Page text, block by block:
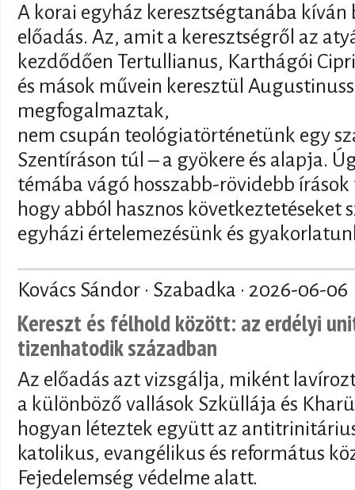
A korai egyház keresztségtanába
előadás. Az, amit a keresztségről az
kezdődően Tertullianus, Karthágói
és mások művein keresztül
megfogalmaztak,
nem csupán teológiatörténetünk egy
Szentíráson túl – a gyökere és alapja.
témába vágó hosszabb-rövidebb
hogy abból hasznos következtetéseket
egyházi értelemezésünk és
Kovács Sándor · Szabadka · 2026-06-06
Kereszt és félhold között: az erdélyi
tizenhatodik században
Az előadás azt vizsgálja, miként
a különböző vallások Szküllája és
hogyan léteztek együtt az
katolikus, evangélikus és református
Fejedelemség védelme alatt.